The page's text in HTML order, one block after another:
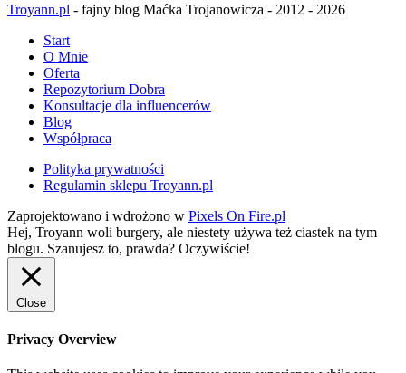
Troyann.pl - fajny blog Maćka Trojanowicza - 2012 - 2026
Start
O Mnie
Oferta
Repozytorium Dobra
Konsultacje dla influencerów
Blog
Współpraca
Polityka prywatności
Regulamin sklepu Troyann.pl
Zaprojektowano i wdrożono w Pixels On Fire.pl
Hej, Troyann woli burgery, ale niestety używa też ciastek na tym
blogu. Szanujesz to, prawda? Oczywiście!
Close
Privacy Overview